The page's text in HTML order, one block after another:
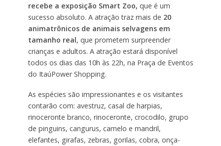
recebe a exposição Smart Zoo, que é um
sucesso absoluto. A atração traz mais de 20
animatrônicos de animais selvagens em
tamanho real, que prometem surpreender
crianças e adultos. A atração estará disponível
todos os dias das 10h às 22h, na Praça de Eventos
do ItaúPower Shopping.
As espécies são impressionantes e os visitantes
contarão com: avestruz, casal de harpias,
rinoceronte branco, rinoceronte, crocodilo, grupo
de pinguins, cangurus, camelo e mandril,
elefantes, girafas, zebras, gorilas, cobra, onça-